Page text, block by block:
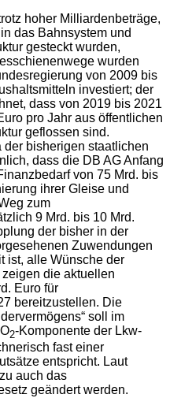
hoher Milliardenbeträge,
das Bahnsystem und
gesteckt wurden,
wurden
von 2009 bis
investiert; der
dass von 2019 bis 2021
pro Jahr aus öffentlichen
geflossen sind.
bisherigen staatlichen
dass die DB AG Anfang
von 75 Mrd. bis
ihrer Gleise und
zum
9 Mrd. bis 10 Mrd.
der bisher in der
Zuwendungen
ist, alle Wünsche der
die aktuellen
Euro für
bereitzustellen. Die
soll im
2-Komponente der Lkw-
fast einer
entspricht. Laut
auch das
geändert werden.